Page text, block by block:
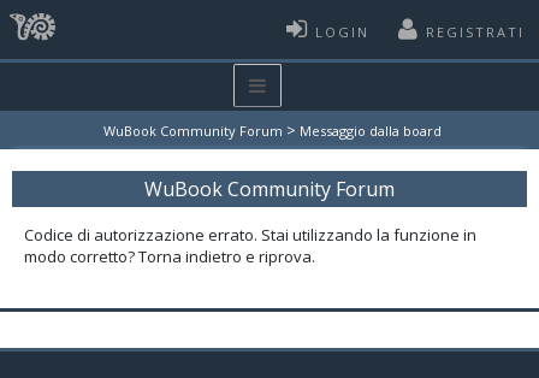
LOGIN REGISTRATI
WuBook Community Forum > Messaggio dalla board
WuBook Community Forum
Codice di autorizzazione errato. Stai utilizzando la funzione in
modo corretto? Torna indietro e riprova.